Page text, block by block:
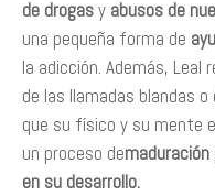
de drogasy abusos de
una pequeña forma de
la adicción. Además, Leal
de las llamadas blandas o
que su físico y su mente
un proceso demaduración
en su desarrollo.